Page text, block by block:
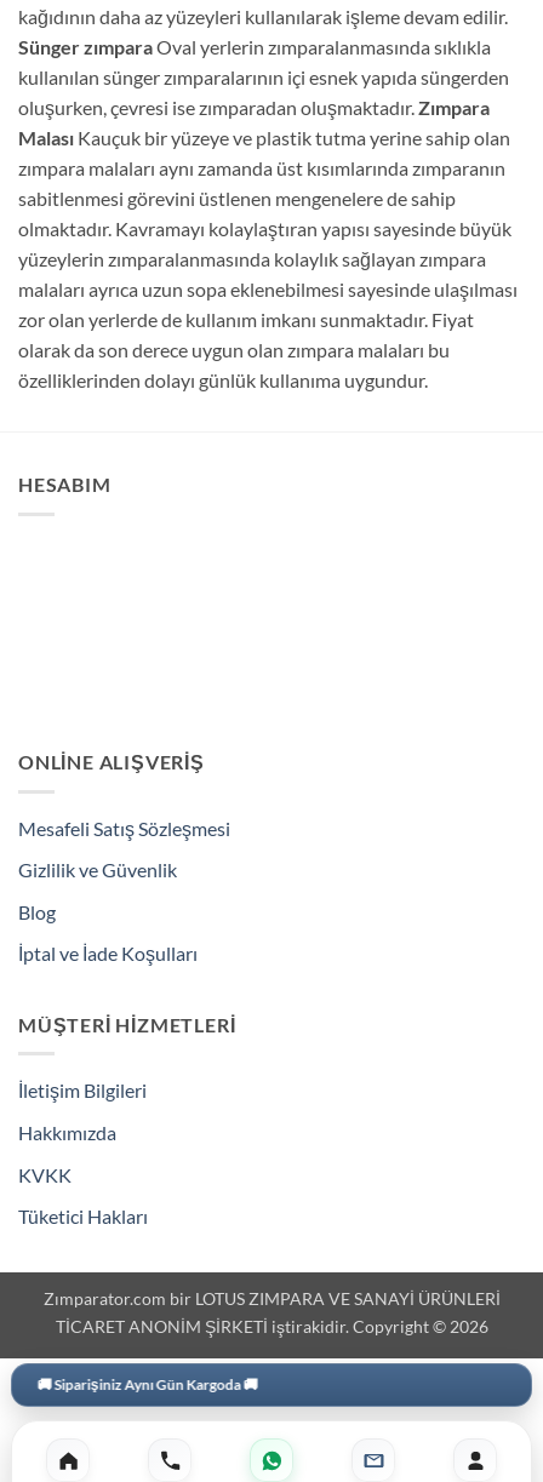
kağıdının daha az yüzeyleri kullanılarak işleme devam edilir.
Sünger zımparaOval yerlerin zımparalanmasında sıklıkla
kullanılan sünger zımparalarının içi esnek yapıda süngerden
oluşurken, çevresi ise zımparadan oluşmaktadır.Zımpara
Malası Kauçuk bir yüzeye ve plastik tutma yerine sahip olan
zımpara malaları aynı zamanda üst kısımlarında zımparanın
sabitlenmesi görevini üstlenen mengenelere de sahip
olmaktadır. Kavramayı kolaylaştıran yapısı sayesinde büyük
yüzeylerin zımparalanmasında kolaylık sağlayan zımpara
malaları ayrıca uzun sopa eklenebilmesi sayesinde ulaşılması
zor olan yerlerde de kullanım imkanı sunmaktadır. Fiyat
olarak da son derece uygun olan zımpara malaları bu
özelliklerinden dolayı günlük kullanıma uygundur.
HESABIM
ONLINE ALIŞVERIŞ
Mesafeli Satış Sözleşmesi
Gizlilik ve Güvenlik
Blog
İptal ve İade Koşulları
MÜŞTERI HIZMETLERI
İletişim Bilgileri
Hakkımızda
KVKK
Tüketici Hakları
Zımparator.com bir LOTUS ZIMPARA VE SANAYİ ÜRÜNLERİ
TİCARET ANONİM ŞİRKETİ iştirakidir. Copyright © 2026
3000 ₺ Üzeri Ekstra İskonto